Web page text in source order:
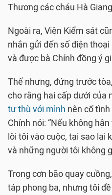
Thương các cháu Hà
Ngoài ra, Viện Kiểm sát
nhắn gửi đến số điện
và được bà Chính đồng ý
Thế nhưng, đứng trước
cho rằng hai cấp dưới của
tư thù với mình nên cố tình
Chính nói: “Nếu không
lôi tôi vào cuộc, tại sao lại
và những người tôi không
Trong cơn bão quay
táp phong ba, nhưng tôi